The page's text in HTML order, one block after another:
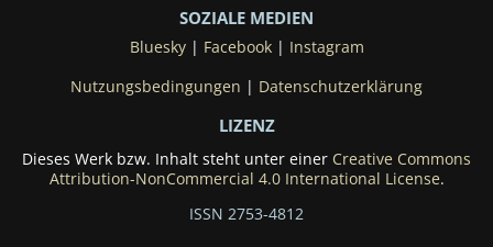
SOZIALE MEDIEN
Bluesky| Facebook| Instagram
Nutzungsbedingungen | Datenschutzerklärung
LIZENZ
Dieses Werk bzw. Inhalt steht unter einer Creative Commons
Attribution-NonCommercial 4.0 International License.
ISSN 2753-4812